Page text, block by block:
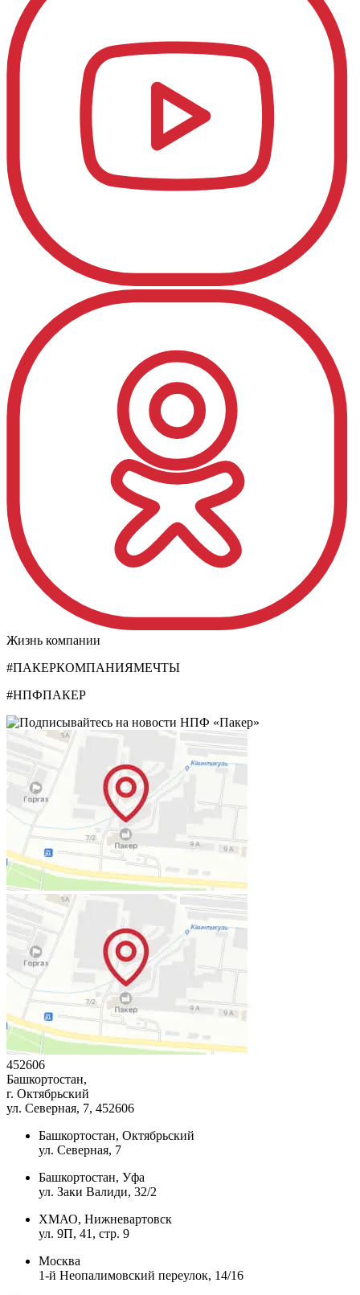
Жизнь компании
#ПАКЕРКОМПАНИЯМЕЧТЫ
#НПФПАКЕР
452606
Башкортостан,
г. Октябрьский
ул. Северная, 7, 452606
Башкортостан, Октябрьский
ул. Северная, 7
Башкортостан, Уфа
ул. Заки Валиди, 32/2
ХМАО, Нижневартовск
ул. 9П, 41, стр. 9
Москва
1-й Неопалимовский переулок, 14/16